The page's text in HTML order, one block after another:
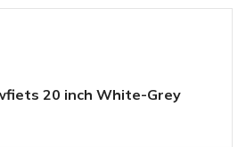
20 inch White-Grey